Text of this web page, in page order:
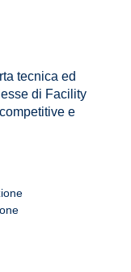
tecnica ed
di Facility
e